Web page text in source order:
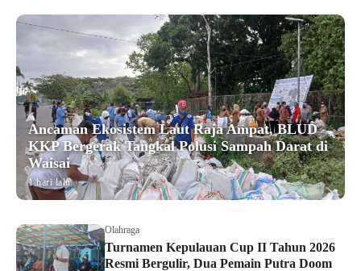
Ancaman Ekosistem Laut Raja Ampat, BLUD
KKP Bergerak Tangkal Polusi Sampah Darat di
Waisai
1 hari lalu
Olahraga
Turnamen Kepulauan Cup II Tahun 2026
Resmi Bergulir, Dua Pemain Putra Doom